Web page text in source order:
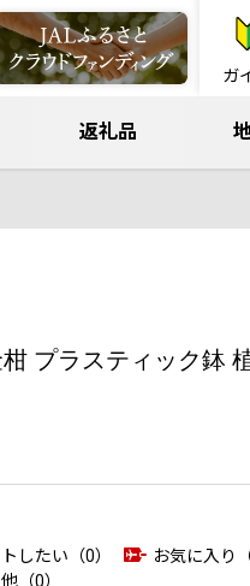
ガ
返礼品
プラスティック鉢
したい（0） お気に入り（
（0）